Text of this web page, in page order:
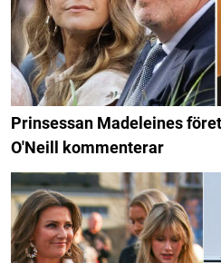
Prinsessan Madeleines
O'Neill kommenterar